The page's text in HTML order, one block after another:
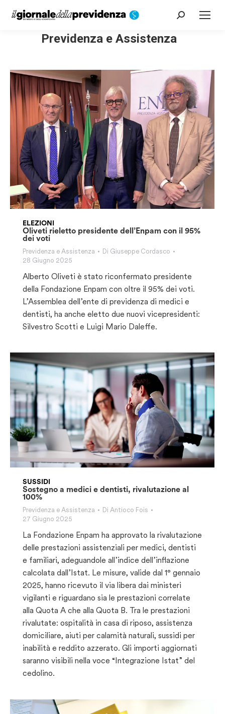
Cerca:
Previdenza e Assistenza
ELEZIONI
Oliveti rieletto presidente dell’Enpam con il 95%
dei voti
Previdenza e Assistenza Di Giuseppe Cordasco
28 Giugno 2025
Alberto Oliveti è stato riconfermato presidente
della Fondazione Enpam con oltre il 95% dei voti.
L’Assemblea dell’ente di previdenza di medici e
dentisti, ha anche eletto due nuovi vicepresidenti:
Silvestro Scotti e Luigi Mario Daleffe.
SUSSIDI
Sostegno a medici e dentisti, rivalutazione al
100%
Previdenza e Assistenza Di Antioco Fois
27 Giugno 2025
La Fondazione Enpam ha approvato la rivalutazione
delle prestazioni assistenziali per medici, dentisti
e familiari, adeguandole all’indice dell’inflazione
calcolata dall’Istat. Le misure, valide dal 1° gennaio
2025, hanno ricevuto il via libera dai ministeri
vigilanti e riguardano sia le prestazioni correlate
alla Quota A che alla Quota B. Tra le prestazioni
rivalutate: ospitalità in casa di riposo, assistenza
domiciliare, aiuti per calamità naturali, sussidi per
inabilità e reddito azzerato. Gli importi aggiornati
saranno visibili nella voce “Integrazione Istat” del
cedolino.